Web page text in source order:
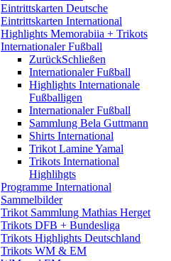
Eintrittskarten Deutsche
Eintrittskarten International
Highlights Memorabiia + Trikots
Internationaler Fußball
ZurückSchließen
Internationaler Fußball
Highlights Internationale
Fußballigen
Internationaler Fußball
Sammlung Bela Guttmann
Shirts International
Trikot Lamine Yamal
Trikots International
Highlihgts
Programme International
Sammelbilder
Trikot Sammlung Mathias Herget
Trikots DFB + Bundesliga
Trikots Highlights Deutschland
Trikots WM & EM